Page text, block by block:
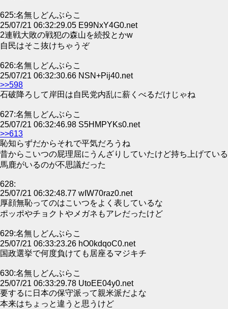
625:名無しどんぶらこ
25/07/21 06:32:29.05 E99NxY4G0.net
2連戦大敗の戦犯の森山を続投とかw
自民はそこ抜けちゃうぞ
626:名無しどんぶらこ
25/07/21 06:32:30.66 NSN+Pij40.net
>>598
石破降ろして岸田は自民党内乱に薪くべるだけじゃね
627:名無しどんぶらこ
25/07/21 06:32:46.98 S5HMPYKs0.net
>>613
恥知らずだからそれで平気だろうね
昔からこいつの屁理屈にうんざりしていたけど持ち上げている
馬鹿がいるのが不思議だった
628:
25/07/21 06:32:48.77 wIW70raz0.net
厚顔無恥ってのはこいつをよく表しているな
ポッポやチョクトやメガネもアレだったけど
629:名無しどんぶらこ
25/07/21 06:33:23.26 hO0kdqoC0.net
国政選挙で何度負けても居座るマジキチ
630:名無しどんぶらこ
25/07/21 06:33:29.78 UtoEE04y0.net
要するに日本の保守派って親米派だよな
本来はちょっと違うと思うけど